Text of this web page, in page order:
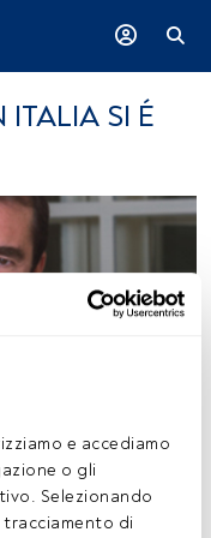
e accediamo
o gli
Selezionando
tracciamento di
ITALIA SI É